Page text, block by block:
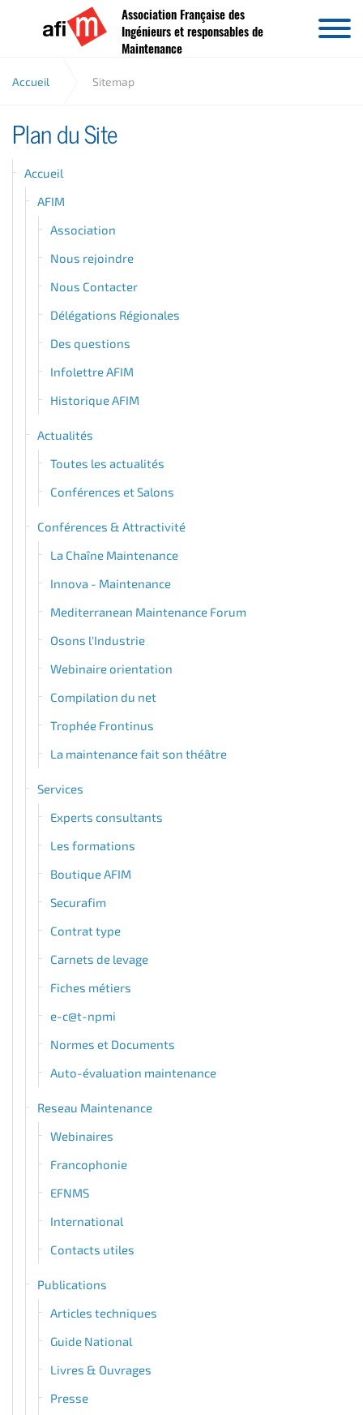
Aller au contenu
Association Française des
Ingénieurs et responsables de
Maintenance
Accueil Sitemap
Plan du Site
Accueil
AFIM
Association
Nous rejoindre
Nous Contacter
Délégations Régionales
Des questions
Infolettre AFIM
Historique AFIM
Actualités
Toutes les actualités
Conférences et Salons
Conférences & Attractivité
La Chaîne Maintenance
Innova - Maintenance
Mediterranean Maintenance Forum
Osons l'Industrie
Webinaire orientation
Compilation du net
Trophée Frontinus
La maintenance fait son théâtre
Services
Experts consultants
Les formations
Boutique AFIM
Securafim
Contrat type
Carnets de levage
Fiches métiers
e-c@t-npmi
Normes et Documents
Auto-évaluation maintenance
Reseau Maintenance
Webinaires
Francophonie
EFNMS
International
Contacts utiles
Publications
Articles techniques
Guide National
Livres & Ouvrages
Presse